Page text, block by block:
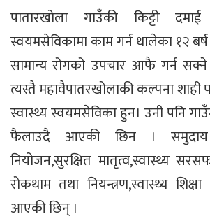
पातारखोला गाउँकी किट्टी
स्वयमसेविकामा काम गर्न थालेका १२
सामान्य रोगको उपचार आफै गर्न
त्यस्तै महावैपातरखोलाकी कल्पना शाही
स्वास्थ्य स्वयमसेविका हुन। उनी पनि
फैलाउदै आएकी छिन । समुदाय
नियोजन,सुरक्षित मातृत्व,स्वास्थ्य
रोकथाम तथा नियन्त्रण,स्वास्थ्य
आएकी छिन् ।